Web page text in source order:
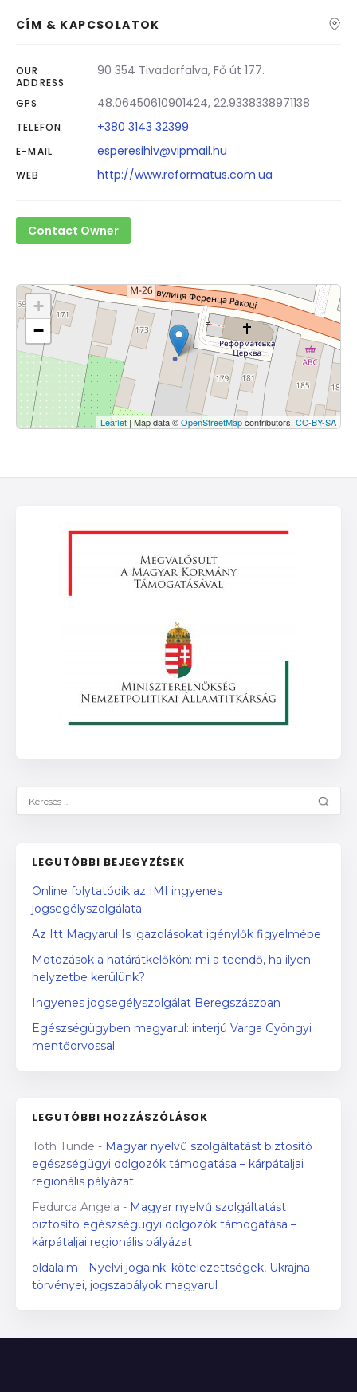
CÍM & KAPCSOLATOK
OUR
ADDRESS
90 354 Tivadarfalva, Fő út 177.
GPS 48.06450610901424, 22.9338338971138
TELEFON +380 3143 32399
E-MAIL esperesihiv@vipmail.hu
WEB http://www.reformatus.com.ua
Contact Owner
+
−
Leaflet | Map data ©OpenStreetMapcontributors, CC-BY-SA
LEGUTÓBBI BEJEGYZÉSEK
Online folytatódik az IMI ingyenes
jogsegélyszolgálata
Az Itt Magyarul Is igazolásokat igénylők figyelmébe
Motozások a határátkelőkön: mi a teendő, ha ilyen
helyzetbe kerülünk?
Ingyenes jogsegélyszolgálat Beregszászban
Egészségügyben magyarul: interjú Varga Gyöngyi
mentőorvossal
LEGUTÓBBI HOZZÁSZÓLÁSOK
Tóth Tünde - Magyar nyelvű szolgáltatást biztosító
egészségügyi dolgozók támogatása – kárpátaljai
regionális pályázat
Fedurca Angela - Magyar nyelvű szolgáltatást
biztosító egészségügyi dolgozók támogatása –
kárpátaljai regionális pályázat
oldalaim - Nyelvi jogaink: kötelezettségek, Ukrajna
törvényei, jogszabályok magyarul